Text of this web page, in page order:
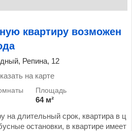
квартиру возможен
Репина, 12
на карте
64 м²
на длительный срок, квартира в ц
остановки, в квартире имеет